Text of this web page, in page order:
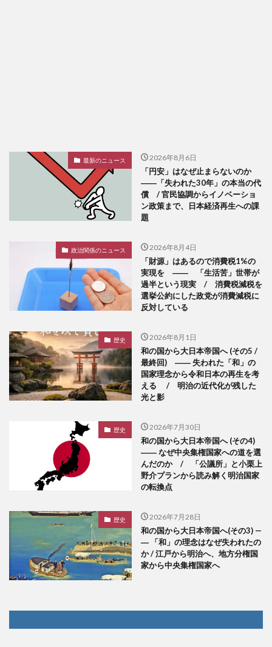
最新のニュース 2026年8月6日
「円安」はなぜ止まらないのか
――「失われた30年」の本当の代
償 / 官民協調からイノベーショ
ン政策まで、日本経済再生への課
題
政治関係のニュース 2026年8月4日
「財源」はあるので消費税1%の
実現を ―― 「生活苦」世帯が
過半という現実 / 消費税減税を
選挙公約にした政党が消費減税に
反対している
歴史 2026年8月1日
和の国から大日本帝国へ (その5 /
最終回) ―― 失われた「和」の
国家理念から令和日本の再生を考
える / 明治の近代化が残した
光と影
歴史 2026年7月30日
和の国から大日本帝国へ (その4)
―― なぜ中央集権国家への道を選
んだのか / 「公議所」と小栗上
野介プランから読み解く明治国家
の転換点
歴史 2026年7月28日
和の国から大日本帝国へ(その3) —
― 「和」の理念はなぜ失われたの
か / 江戸から明治へ、地方分権国
家から中央集権国家へ